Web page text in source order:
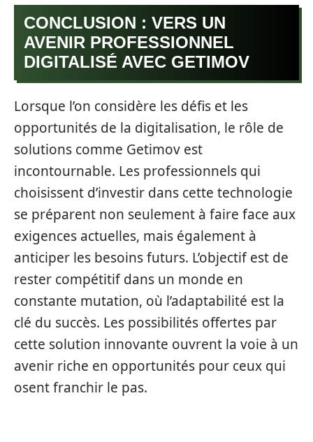
CONCLUSION : VERS UN
AVENIR PROFESSIONNEL
DIGITALISÉ AVEC GETIMOV
Lorsque l’on considère les défis et les
opportunités de la digitalisation, le rôle de
solutions comme Getimov est
incontournable. Les professionnels qui
choisissent d’investir dans cette technologie
se préparent non seulement à faire face aux
exigences actuelles, mais également à
anticiper les besoins futurs. L’objectif est de
rester compétitif dans un monde en
constante mutation, où l’adaptabilité est la
clé du succès. Les possibilités offertes par
cette solution innovante ouvrent la voie à un
avenir riche en opportunités pour ceux qui
osent franchir le pas.